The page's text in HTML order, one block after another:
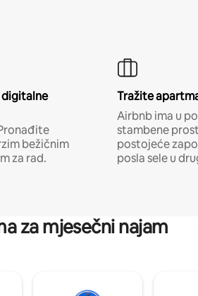
digitalne
bežičnim
za rad.
Tražite
Airbnb ima u
stambene
postojeće
posla sele u
za mjesečni najam